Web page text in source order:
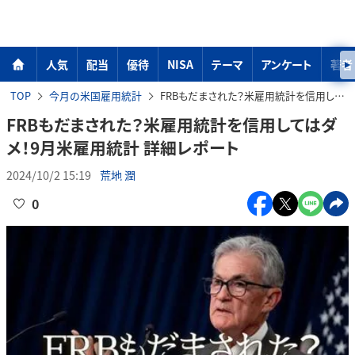
人気 配当 優待 NISA テーマ アンケート 著者
TOP 今月の米国雇用統計 FRBもだまされた？米雇用統計を信用してはダメ！9月米雇用統計 詳細レポート
FRBもだまされた？米雇用統計を信用してはダ
メ！9月米雇用統計 詳細レポート
2024/10/2 15:19 荒地 潤
0